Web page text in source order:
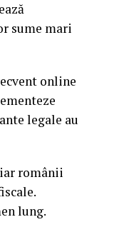
sume mari
online
legale au
românii
lung.